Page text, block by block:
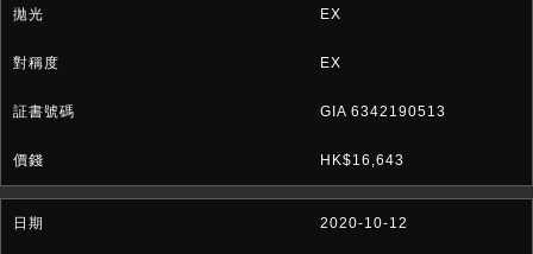
EX
EX
GIA 6342190513
HK$16,643
2020-10-12